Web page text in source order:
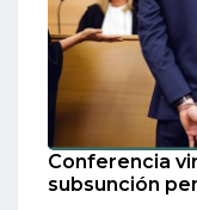
Conferencia
subsunción